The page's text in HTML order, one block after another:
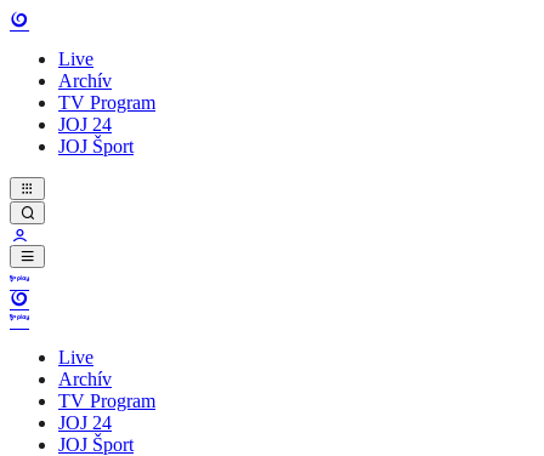
Live
Archív
TV Program
JOJ 24
JOJ Šport
Live
Archív
TV Program
JOJ 24
JOJ Šport